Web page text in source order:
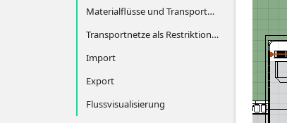
Materialflüsse und Transportnetze ausblenden oder einblenden
Transportnetze als Restriktionen verwenden oder ignorieren
Import
Export
Flussvisualisierung